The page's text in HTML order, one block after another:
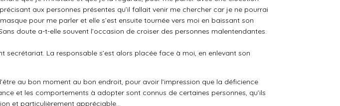
aux personnes présentes qu’il fallait venir me chercher car je ne pourrai
pour me parler et elle s’est ensuite tournée vers moi en baissant son
doute a-t-elle souvent l’occasion de croiser des personnes malentendantes.
secrétariat. La responsable s’est alors placée face à moi, en enlevant son
au bon moment au bon endroit, pour avoir l’impression que la déficience
et les comportements à adopter sont connus de certaines personnes, qu’ils
et particulièrement appréciable…